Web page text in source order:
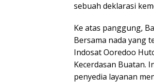
sebuah deklarasi
Ke atas panggung,
Bersama nada yang
Indosat Ooredoo
Kecerdasan Buatan.
penyedia layanan